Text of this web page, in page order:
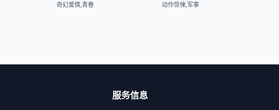
奇幻爱情,青春 动作惊悚,军事
服务信息